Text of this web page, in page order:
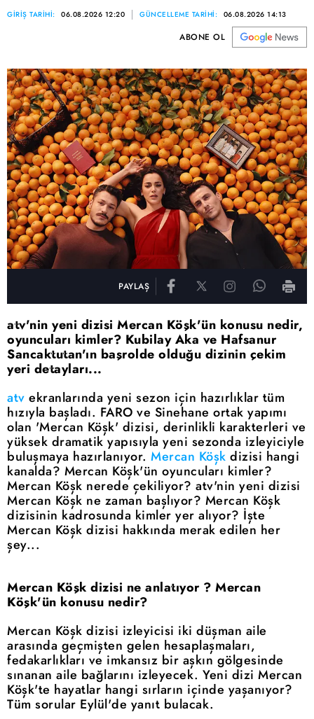
GİRİŞ TARİHİ: 06.08.2026 12:20 GÜNCELLEME TARİHİ: 06.08.2026 14:13
ABONE OL
PAYLAŞ
atv'nin yeni dizisi Mercan Köşk'ün konusu nedir,
oyuncuları kimler? Kubilay Aka ve Hafsanur
Sancaktutan'ın başrolde olduğu dizinin çekim
yeri detayları...
atv ekranlarında yeni sezon için hazırlıklar tüm
hızıyla başladı. FARO ve Sinehane ortak yapımı
olan 'Mercan Köşk' dizisi, derinlikli karakterleri ve
yüksek dramatik yapısıyla yeni sezonda izleyiciyle
buluşmaya hazırlanıyor. Mercan Köşk dizisi hangi
kanalda? Mercan Köşk'ün oyuncuları kimler?
Mercan Köşk nerede çekiliyor? atv'nin yeni dizisi
Mercan Köşk ne zaman başlıyor? Mercan Köşk
dizisinin kadrosunda kimler yer alıyor? İşte
Mercan Köşk dizisi hakkında merak edilen her
şey...
Mercan Köşk dizisi ne anlatıyor ? Mercan
Köşk'ün konusu nedir?
Mercan Köşk dizisi izleyicisi iki düşman aile
arasında geçmişten gelen hesaplaşmaları,
fedakarlıkları ve imkansız bir aşkın gölgesinde
sınanan aile bağlarını izleyecek. Yeni dizi Mercan
Köşk'te hayatlar hangi sırların içinde yaşanıyor?
Tüm sorular Eylül'de yanıt bulacak.